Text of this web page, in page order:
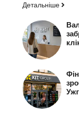
Детальніше